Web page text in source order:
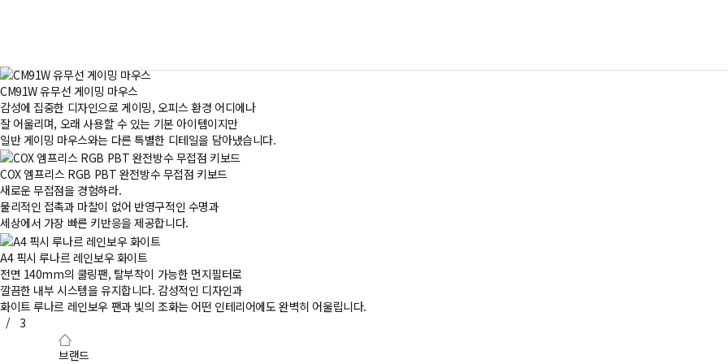
CM91W 유무선 게이밍 마우스
감성에 집중한 디자인으로 게이밍, 오피스 환경 어디에나
잘 어울리며, 오래 사용할 수 있는 기본 아이템이지만
일반 게이밍 마우스와는 다른 특별한 디테일을 담아냈습니다.
COX 엠프리스 RGB PBT 완전방수 무접점 키보드
새로운 무접점을 경험하라.
물리적인 접촉과 마찰이 없어 반영구적인 수명과
세상에서 가장 빠른 키반응을 제공합니다.
A4 픽시 루나르 레인보우 화이트
전면 140mm의 쿨링팬, 탈부착이 가능한 먼지필터로
깔끔한 내부 시스템을 유지합니다. 감성적인 디자인과
화이트 루나르 레인보우 팬과 빛의 조화는 어떤 인테리어에도 완벽히 어울립니다.
/ 3
브랜드